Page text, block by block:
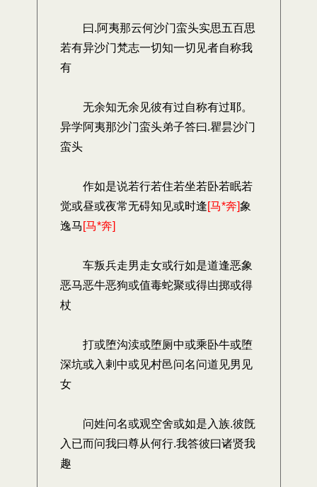
曰.阿夷那云何沙门蛮头实思五百思
若有异沙门梵志一切知一切见者自称我
有
无余知无余见彼有过自称有过耶。
异学阿夷那沙门蛮头弟子答曰.瞿昙沙门
蛮头
作如是说若行若住若坐若卧若眠若
觉或昼或夜常无碍知见或时逢[马*奔]象
逸马 [马*奔]
车叛兵走男走女或行如是道逢恶象
恶马恶牛恶狗或值毒蛇聚或得凷掷或得
杖
打或堕沟渎或堕厕中或乘卧牛或堕
深坑或入剌中或见村邑问名问道见男见
女
问姓问名或观空舍或如是入族.彼旣
入已而问我曰尊从何行.我答彼曰诸贤我
趣